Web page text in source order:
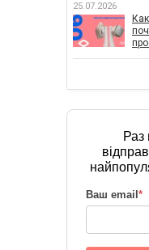
25.07.2026
Раз
Ваш email *